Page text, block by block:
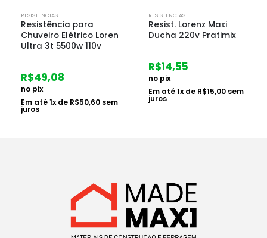
RESISTENCIAS
Resistência para
Chuveiro Elétrico Loren
Ultra 3t 5500w 110v
R$49,08
no pix
Em até1x de R$50,60 sem
juros
RESISTENCIAS
Resist. Lorenz Maxi
Ducha 220v Pratimix
R$14,55
no pix
Em até1x de R$15,00 sem
juros